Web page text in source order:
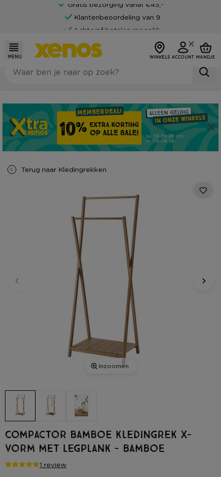
Gratis bezorging vanaf €45,-*
Klantenbeoordeling van 9
Achteraf betalen mogelijk
MENU WINKELS ACCOUNT MANDJE
Terug naar Kledingrekken
Inzoomen
Compactor bamboe kledingrek X-
vorm met legplank - bamboe
1 review